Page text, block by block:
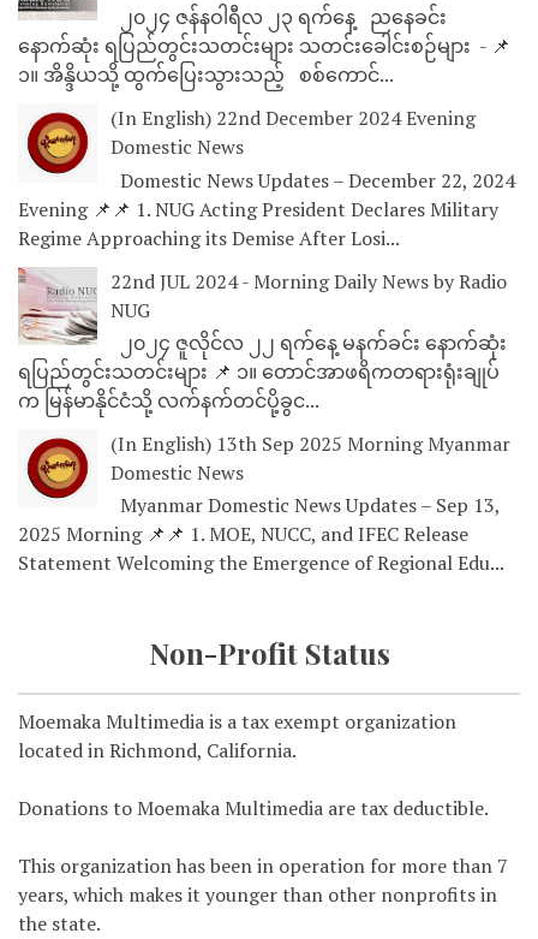
၂၀၂၄ ဇန်နဝါရီလ ၂၃ ရက်နေ့ ညနေခင်း
နောက်ဆုံး ရပြည်တွင်းသတင်းများ သတင်းခေါင်းစဉ်များ - 📌
၁။ အိန္ဒိယသို့ ထွက်ပြေးသွားသည့် စစ်ကောင်...
(In English) 22nd December 2024 Evening
Domestic News
Domestic News Updates – December 22, 2024
Evening 📌📌 1. NUG Acting President Declares Military
Regime Approaching its Demise After Losi...
22nd JUL 2024 - Morning Daily News by Radio
NUG
၂၀၂၄ ဇူလိုင်လ ၂၂ ရက်နေ့ မနက်ခင်း နောက်ဆုံး
ရပြည်တွင်းသတင်းများ 📌 ၁။ တောင်အာဖရိကတရားရုံးချုပ်
က မြန်မာနိုင်ငံသို့ လက်နက်တင်ပို့ခွင...
(In English) 13th Sep 2025 Morning Myanmar
Domestic News
Myanmar Domestic News Updates – Sep 13,
2025 Morning 📌📌 1. MOE, NUCC, and IFEC Release
Statement Welcoming the Emergence of Regional Edu...
Non-Profit Status
Moemaka Multimedia is a tax exempt organization
located in Richmond, California.
Donations to Moemaka Multimedia are tax deductible.
This organization has been in operation for more than 7
years, which makes it younger than other nonprofits in
the state.